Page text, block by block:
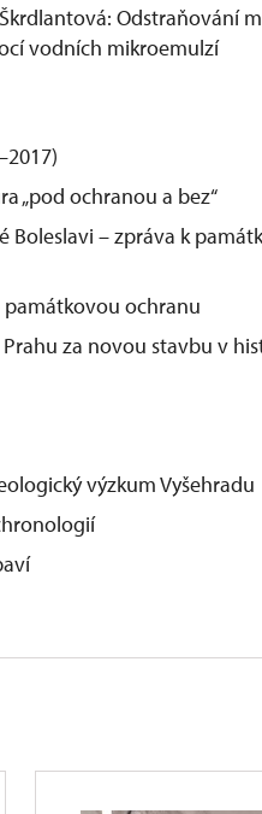
Škrdlantová: Odstraňování
vodních mikroemulzí
„pod ochranou a bez“
Boleslavi – zpráva k
památkovou ochranu
Prahu za novou stavbu v
výzkum Vyšehradu